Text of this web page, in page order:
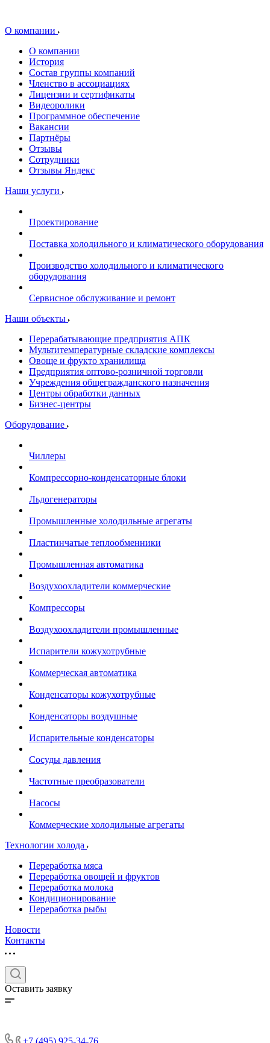
О компании
О компании
История
Состав группы компаний
Членство в ассоциациях
Лицензии и сертификаты
Видеоролики
Программное обеспечение
Вакансии
Партнёры
Отзывы
Сотрудники
Отзывы Яндекс
Наши услуги
Проектирование
Поставка холодильного и климатического оборудования
Производство холодильного и климатического
оборудования
Сервисное обслуживание и ремонт
Наши объекты
Перерабатывающие предприятия АПК
Мультитемпературные складские комплексы
Овоще и фрукто хранилища
Предприятия оптово-розничной торговли
Учреждения общегражданского назначения
Центры обработки данных
Бизнес-центры
Оборудование
Чиллеры
Компрессорно-конденсаторные блоки
Льдогенераторы
Промышленные холодильные агрегаты
Пластинчатые теплообменники
Промышленная автоматика
Воздухоохладители коммерческие
Компрессоры
Воздухоохладители промышленные
Испарители кожухотрубные
Коммерческая автоматика
Конденсаторы кожухотрубные
Конденсаторы воздушные
Испарительные конденсаторы
Сосуды давления
Частотные преобразователи
Насосы
Коммерческие холодильные агрегаты
Технологии холода
Переработка мяса
Переработка овощей и фруктов
Переработка молока
Кондиционирование
Переработка рыбы
Новости
Контакты
Оставить заявку
+7 (495) 925-34-76